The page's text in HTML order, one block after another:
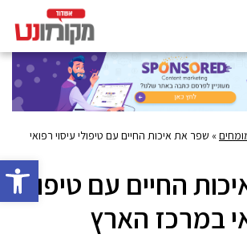
פתח
» שפר את איכות החיים עם טיפולי עיסוי רפואי
החיים עם טיפולי
במרכז הארץ